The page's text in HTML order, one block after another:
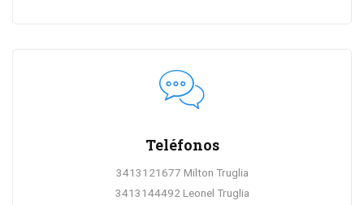
Teléfonos
3413121677 Milton Truglia
3413144492 Leonel Truglia